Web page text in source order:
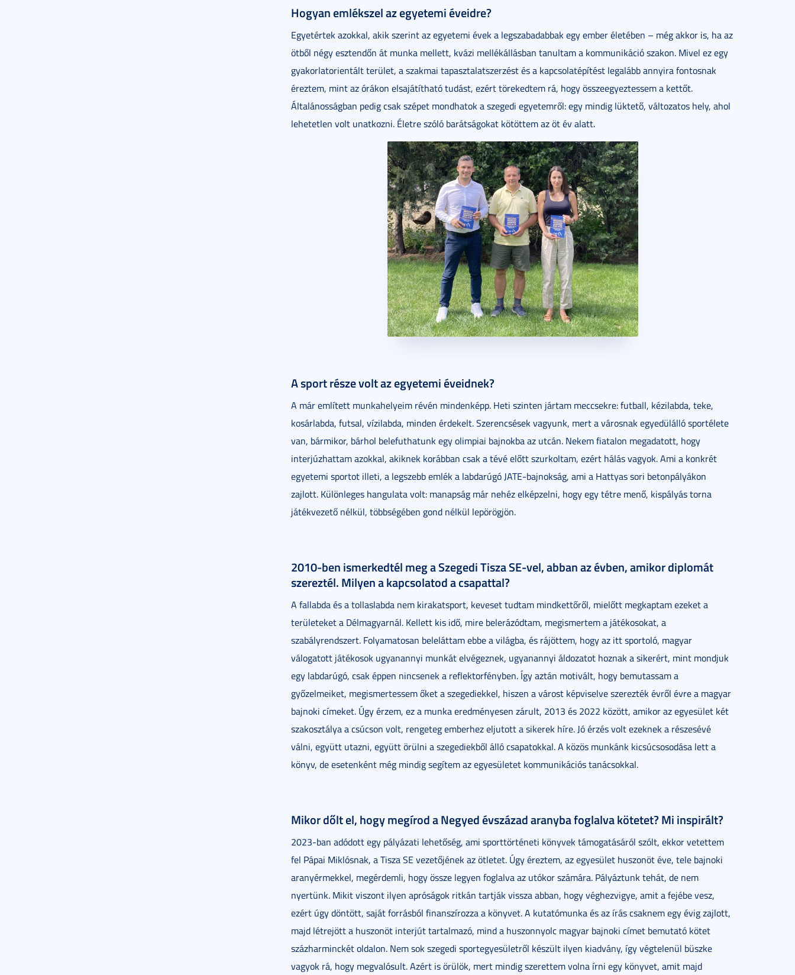
Hogyan emlékszel az egyetemi éveidre?
Egyetértek azokkal, akik szerint az egyetemi évek a legszabadabbak egy ember életében – még akkor is, ha az
ötből négy esztendőn át munka mellett, kvázi mellékállásban tanultam a kommunikáció szakon. Mivel ez egy
gyakorlatorientált terület, a szakmai tapasztalatszerzést és a kapcsolatépítést legalább annyira fontosnak
éreztem, mint az órákon elsajátítható tudást, ezért törekedtem rá, hogy összeegyeztessem a kettőt.
Általánosságban pedig csak szépet mondhatok a szegedi egyetemről: egy mindig lüktető, változatos hely, ahol
lehetetlen volt unatkozni. Életre szóló barátságokat kötöttem az öt év alatt.
A sport része volt az egyetemi éveidnek?
A már említett munkahelyeim révén mindenképp. Heti szinten jártam meccsekre: futball, kézilabda, teke,
kosárlabda, futsal, vízilabda, minden érdekelt. Szerencsések vagyunk, mert a városnak egyedülálló sportélete
van, bármikor, bárhol belefuthatunk egy olimpiai bajnokba az utcán. Nekem fiatalon megadatott, hogy
interjúzhattam azokkal, akiknek korábban csak a tévé előtt szurkoltam, ezért hálás vagyok. Ami a konkrét
egyetemi sportot illeti, a legszebb emlék a labdarúgó JATE-bajnokság, ami a Hattyas sori betonpályákon
zajlott. Különleges hangulata volt: manapság már nehéz elképzelni, hogy egy tétre menő, kispályás torna
játékvezető nélkül, többségében gond nélkül lepörögjön.
2010-ben ismerkedtél meg a Szegedi Tisza SE-vel, abban az évben, amikor diplomát
szereztél. Milyen a kapcsolatod a csapattal?
A fallabda és a tollaslabda nem kirakatsport, keveset tudtam mindkettőről, mielőtt megkaptam ezeket a
területeket a Délmagyarnál. Kellett kis idő, mire belerázódtam, megismertem a játékosokat, a
szabályrendszert. Folyamatosan beleláttam ebbe a világba, és rájöttem, hogy az itt sportoló, magyar
válogatott játékosok ugyanannyi munkát elvégeznek, ugyanannyi áldozatot hoznak a sikerért, mint mondjuk
egy labdarúgó, csak éppen nincsenek a reflektorfényben. Így aztán motivált, hogy bemutassam a
győzelmeiket, megismertessem őket a szegediekkel, hiszen a várost képviselve szerezték évről évre a magyar
bajnoki címeket. Úgy érzem, ez a munka eredményesen zárult, 2013 és 2022 között, amikor az egyesület két
szakosztálya a csúcson volt, rengeteg emberhez eljutott a sikerek híre. Jó érzés volt ezeknek a részesévé
válni, együtt utazni, együtt örülni a szegediekből álló csapatokkal. A közös munkánk kicsúcsosodása lett a
könyv, de esetenként még mindig segítem az egyesületet kommunikációs tanácsokkal.
Mikor dőlt el, hogy megírod a Negyed évszázad aranyba foglalva kötetet? Mi inspirált?
2023-ban adódott egy pályázati lehetőség, ami sporttörténeti könyvek támogatásáról szólt, ekkor vetettem
fel Pápai Miklósnak, a Tisza SE vezetőjének az ötletet. Úgy éreztem, az egyesület huszonöt éve, tele bajnoki
aranyérmekkel, megérdemli, hogy össze legyen foglalva az utókor számára. Pályáztunk tehát, de nem
nyertünk. Mikit viszont ilyen apróságok ritkán tartják vissza abban, hogy véghezvigye, amit a fejébe vesz,
ezért úgy döntött, saját forrásból finanszírozza a könyvet. A kutatómunka és az írás csaknem egy évig zajlott,
majd létrejött a huszonöt interjút tartalmazó, mind a huszonnyolc magyar bajnoki címet bemutató kötet
százharminckét oldalon. Nem sok szegedi sportegyesületről készült ilyen kiadvány, így végtelenül büszke
vagyok rá, hogy megvalósult. Azért is örülök, mert mindig szerettem volna írni egy könyvet, amit majd